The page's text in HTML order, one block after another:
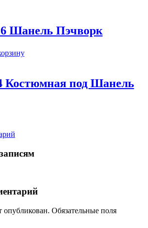
Шанель Пэчворк
Костюмная под Шанель
опубликован. Обязательные поля